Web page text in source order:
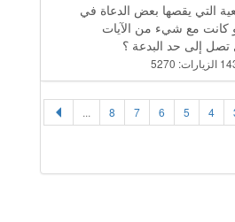
التي يقصها بعض الدعاة في
كانت مع شيء من الآيات
تصل إلى حد البدعة ؟
الزيارات: 5270
4
5
6
7
8
...